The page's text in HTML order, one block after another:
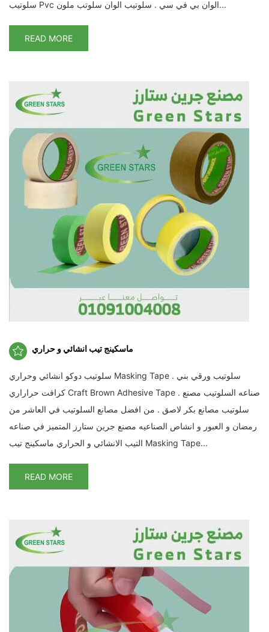
سلوتيب Pvc الوان بي في سي . سلوتيب الوان سلوتب ملون...
READ MORE
ماسكينج تيب انشائي و حراري
سلوتيب دوكو انشائي وحراري Masking Tape . سلوتيب ورقي بني
كرافت حراراري Craft Brown Adhesive Tape . صناعه السلوتيب مصنع
سلوتيب مصانع بكر لاصق . من افضل مصانع السلوتيب في العاشر من
رمضان و العبور و انشاص الصناعيه مصنع جرين ستارز المتميز في صناعه
التيب الانشائي و الحراري ماسكينج تيب Masking Tape...
READ MORE